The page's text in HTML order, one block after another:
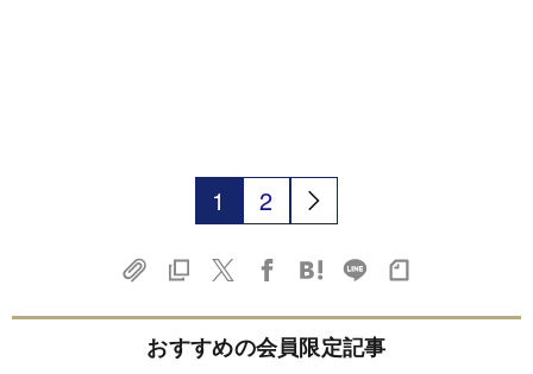
1 2
おすすめの会員限定記事